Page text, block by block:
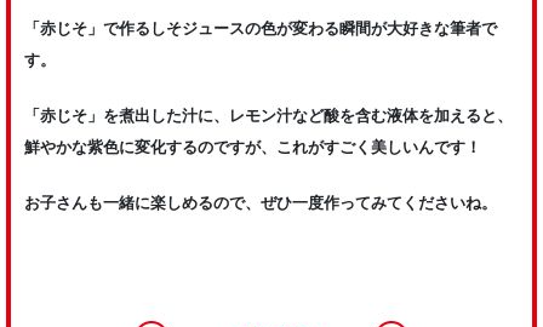
「赤じそ」で作るしそジュースの色が変わる瞬間が大好きな筆者で
す。
「赤じそ」を煮出した汁に、レモン汁など酸を含む液体を加えると、
鮮やかな紫色に変化するのですが、これがすごく美しいんです！
お子さんも一緒に楽しめるので、ぜひ一度作ってみてくださいね。